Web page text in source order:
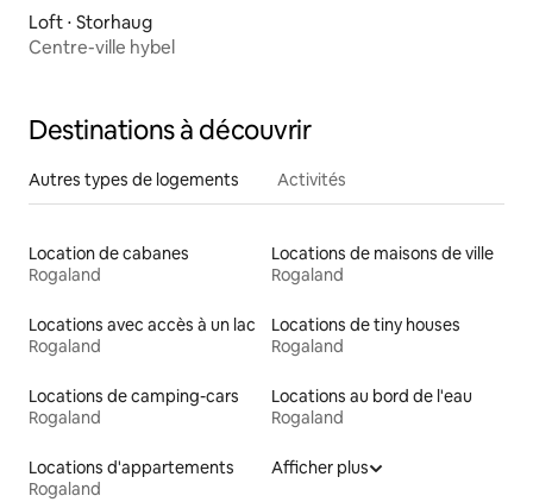
Loft ⋅ Storhaug
Centre-ville hybel
Destinations à découvrir
Autres types de logements Activités
Location de cabanes
Rogaland
Locations de maisons de ville
Rogaland
Locations avec accès à un lac
Rogaland
Locations de tiny houses
Rogaland
Locations de camping-cars
Rogaland
Locations au bord de l'eau
Rogaland
Locations d'appartements
Rogaland
Afficher plus